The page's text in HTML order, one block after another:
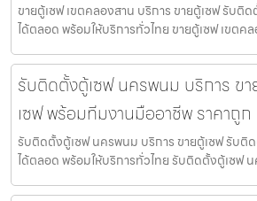
ขายตู้เซฟ เขตคลองสาน บริการ ขายตู้เซฟ รับติ
ได้ตลอด พร้อมให้บริการทั่วไทย ขายตู้เซฟ เขตคล
รับติดตั้งตู้เซฟ นครพนม บริการ ข
เซฟ พร้อมทีมงานมืออาชีพ ราคาถูก
รับติดตั้งตู้เซฟ นครพนม บริการ ขายตู้เซฟ รับติ
ได้ตลอด พร้อมให้บริการทั่วไทย รับติดตั้งตู้เซฟ